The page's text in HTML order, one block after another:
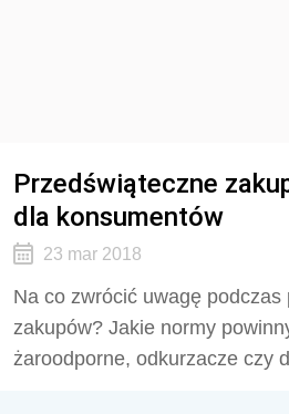
Przedświąteczne
dla konsumentów
23 mar 2018
Na co zwrócić uwagę podczas
zakupów? Jakie normy
żaroodporne, odkurzacze czy